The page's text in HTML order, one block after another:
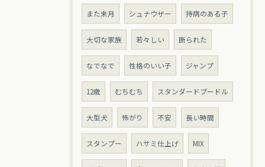
また来月 シュナウザー 持病のある子
大切な家族 若々しい 断られた
なでなで 性格のいい子 ジャンプ
12歳 むちむち スタンダードプードル
大型犬 怖がり 不安 長い時間
スタンプー ハサミ仕上げ MIX